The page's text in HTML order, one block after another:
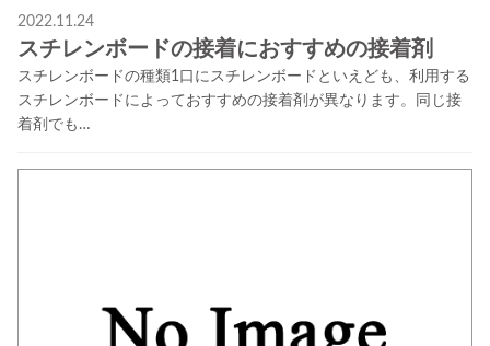
2022.11.24
スチレンボードの接着におすすめの接着剤
スチレンボードの種類1口にスチレンボードといえども、利用する
スチレンボードによっておすすめの接着剤が異なります。同じ接
着剤でも…